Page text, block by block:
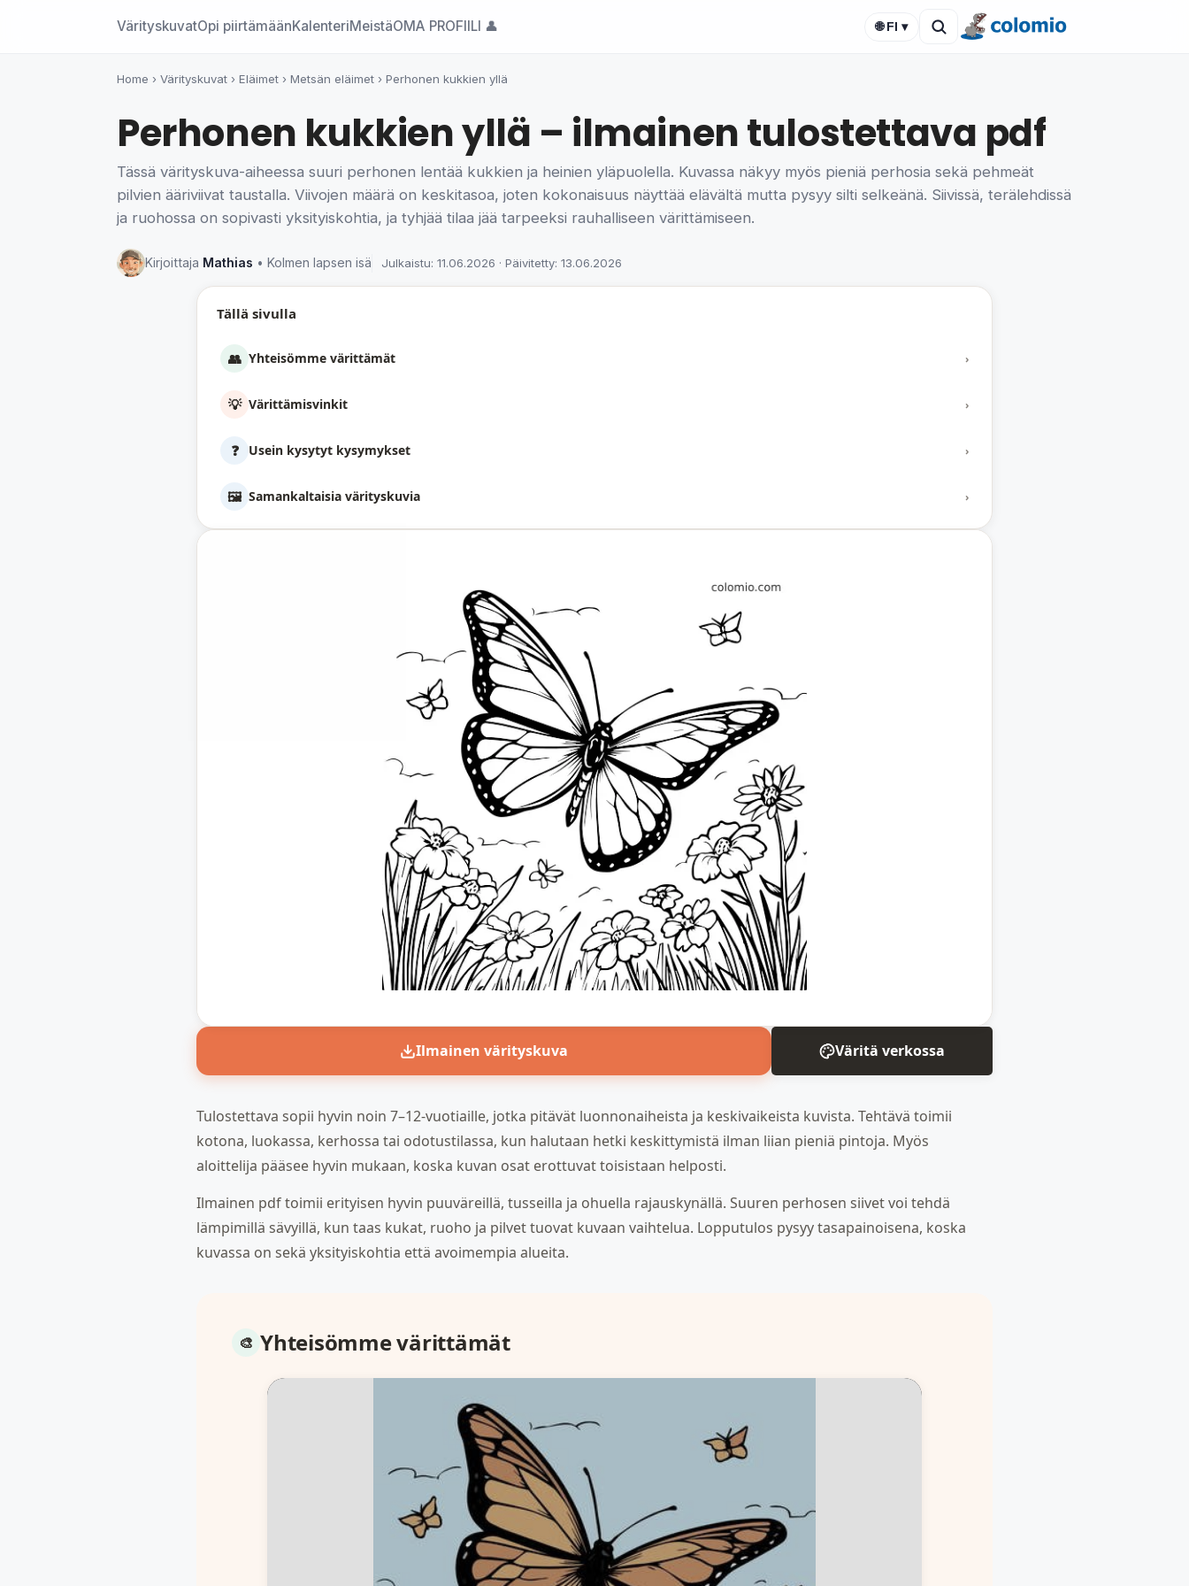
VärityskuvatOpi piirtämäänKalenteriMeistäOMA PROFIILI 👤 🌐 FI ▾
Home › Värityskuvat › Eläimet › Metsän eläimet › Perhonen kukkien yllä
Perhonen kukkien yllä – ilmainen tulostettava pdf
Tässä värityskuva-aiheessa suuri perhonen lentää kukkien ja heinien yläpuolella. Kuvassa näkyy myös pieniä perhosia sekä pehmeät
pilvien ääriviivat taustalla. Viivojen määrä on keskitasoa, joten kokonaisuus näyttää elävältä mutta pysyy silti selkeänä. Siivissä, terälehdissä
ja ruohossa on sopivasti yksityiskohtia, ja tyhjää tilaa jää tarpeeksi rauhalliseen värittämiseen.
Kirjoittaja Mathias • Kolmen lapsen isä Julkaistu: 11.06.2026 · Päivitetty: 13.06.2026
Tällä sivulla
👥 Yhteisömme värittämät ›
💡 Värittämisvinkit ›
❓ Usein kysytyt kysymykset ›
🖼️ Samankaltaisia värityskuvia ›
Ilmainen värityskuva Väritä verkossa
Tulostettava sopii hyvin noin 7–12-vuotiaille, jotka pitävät luonnonaiheista ja keskivaikeista kuvista. Tehtävä toimii
kotona, luokassa, kerhossa tai odotustilassa, kun halutaan hetki keskittymistä ilman liian pieniä pintoja. Myös
aloittelija pääsee hyvin mukaan, koska kuvan osat erottuvat toisistaan helposti.
Ilmainen pdf toimii erityisen hyvin puuväreillä, tusseilla ja ohuella rajauskynällä. Suuren perhosen siivet voi tehdä
lämpimillä sävyillä, kun taas kukat, ruoho ja pilvet tuovat kuvaan vaihtelua. Lopputulos pysyy tasapainoisena, koska
kuvassa on sekä yksityiskohtia että avoimempia alueita.
Yhteisömme värittämät